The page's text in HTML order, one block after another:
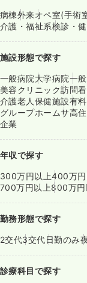
病棟外来オペ室(手術
介護・福祉系検診・
施設形態で探す
一般病院大学病院一
美容クリニック訪問
介護老人保健施設有
グループホームサ高住
企業
年収で探す
300万円以上400万円
700万円以上800万円
勤務形態で探す
2交代3交代日勤のみ
診療科目で探す